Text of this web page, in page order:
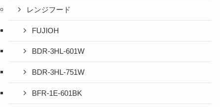
レンジフード
FUJIOH
BDR-3HL-601W
BDR-3HL-751W
BFR-1E-601BK